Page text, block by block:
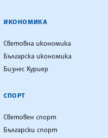
ИКОНОМИКА
Световна икономика
Българска икономика
Бизнес Куриер
СПОРТ
Световен спорт
Български спорт